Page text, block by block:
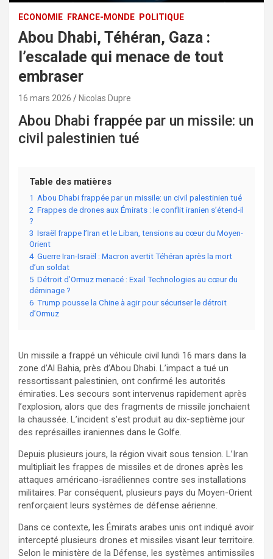
ECONOMIE FRANCE-MONDE POLITIQUE
Abou Dhabi, Téhéran, Gaza :
l’escalade qui menace de tout
embraser
16 mars 2026 Nicolas Dupre
Abou Dhabi frappée par un missile: un
civil palestinien tué
Table des matières
1 Abou Dhabi frappée par un missile: un civil palestinien tué
2 Frappes de drones aux Émirats : le conflit iranien s’étend-il
?
3 Israël frappe l’Iran et le Liban, tensions au cœur du Moyen-
Orient
4 Guerre Iran-Israël : Macron avertit Téhéran après la mort
d’un soldat
5 Détroit d’Ormuz menacé : Exail Technologies au cœur du
déminage ?
6 Trump pousse la Chine à agir pour sécuriser le détroit
d’Ormuz
Un missile a frappé un véhicule civil lundi 16 mars dans la
zone d’Al Bahia, près d’Abou Dhabi. L’impact a tué un
ressortissant palestinien, ont confirmé les autorités
émiraties. Les secours sont intervenus rapidement après
l’explosion, alors que des fragments de missile jonchaient
la chaussée. L’incident s’est produit au dix-septième jour
des représailles iraniennes dans le Golfe.
Depuis plusieurs jours, la région vivait sous tension. L’Iran
multipliait les frappes de missiles et de drones après les
attaques américano-israéliennes contre ses installations
militaires. Par conséquent, plusieurs pays du Moyen-Orient
renforçaient leurs systèmes de défense aérienne.
Dans ce contexte, les Émirats arabes unis ont indiqué avoir
intercepté plusieurs drones et missiles visant leur territoire.
Selon le ministère de la Défense, les systèmes antimissiles